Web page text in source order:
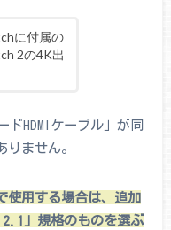
に付属の
2の4K出
HDMIケーブル」が同
ません。
使用する場合は、追加
2.1」規格のものを選ぶ